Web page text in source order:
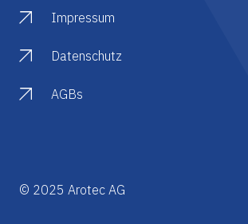
Impressum
Datenschutz
AGBs
© 2025 Arotec AG